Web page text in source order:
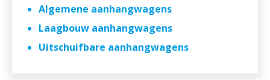
Algemene aanhangwagens
Laagbouw aanhangwagens
Uitschuifbare aanhangwagens